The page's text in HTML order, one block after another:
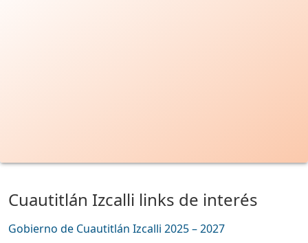
Cuautitlán Izcalli links de interés
Gobierno de Cuautitlán Izcalli 2025 – 2027